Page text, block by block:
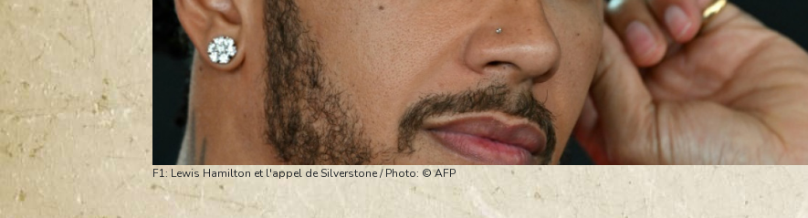
F1: Lewis Hamilton et l'appel de Silverstone / Photo: © AFP